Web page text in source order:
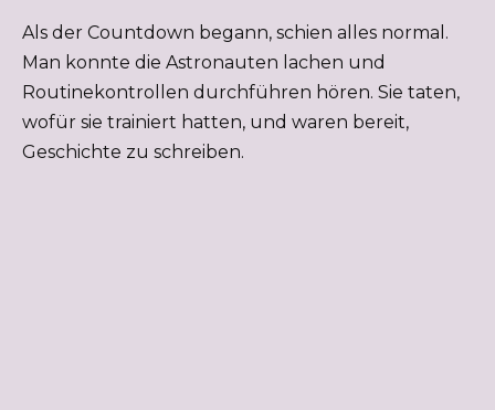
Als der Countdown begann, schien alles normal.
Man konnte die Astronauten lachen und
Routinekontrollen durchführen hören. Sie taten,
wofür sie trainiert hatten, und waren bereit,
Geschichte zu schreiben.